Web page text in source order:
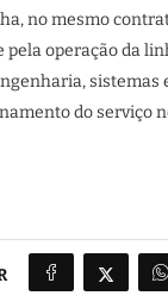
no mesmo
pela operação da
sistemas
do serviço